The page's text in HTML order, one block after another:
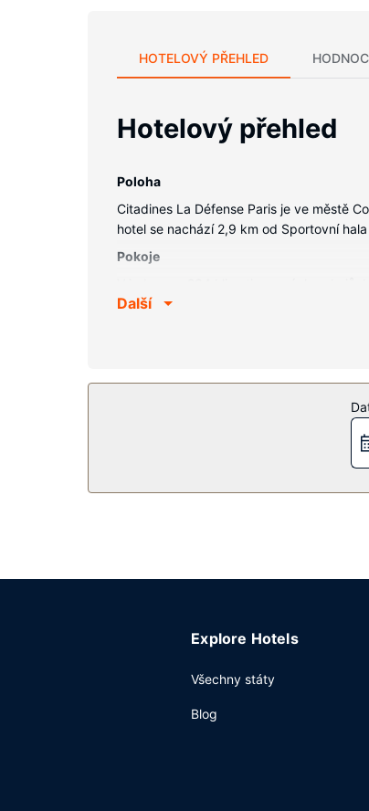
HOTELOVÝ PŘEHLED
Hotelový přehled
Poloha
Citadines La Défense Paris je ve městě
hotel se nachází 2,9 km od Sportovní
Pokoje
zajistí spojení se světem a televize s
Za malý příplatek budete zváni na
Další
Explore Hotels
Všechny státy
Blog